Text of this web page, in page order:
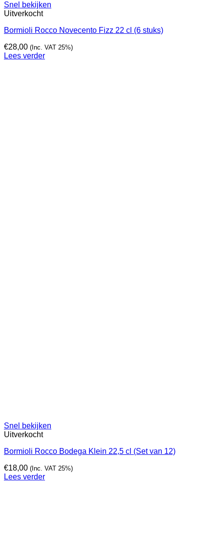
Snel bekijken
Uitverkocht
Bormioli Rocco Novecento Fizz 22 cl (6 stuks)
€28,00 (Inc. VAT 25%)
Lees verder
Snel bekijken
Uitverkocht
Bormioli Rocco Bodega Klein 22,5 cl (Set van 12)
€18,00 (Inc. VAT 25%)
Lees verder